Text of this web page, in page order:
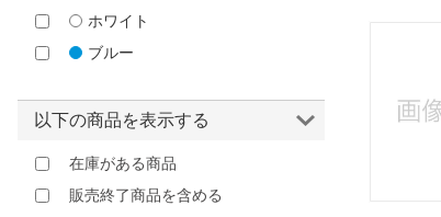
SEIKATUSHA
日本コロムビア｜NIPPON
秋田書店｜AKITA PUBLISHING
ホワイト
ブルー
以下の商品を表示する
在庫がある商品
販売終了商品を含める